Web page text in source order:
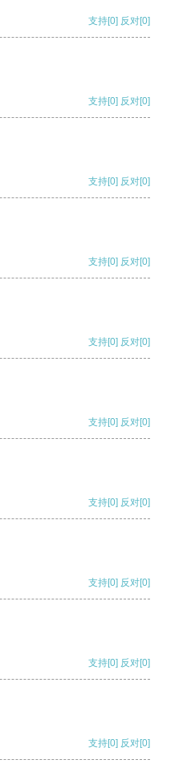
支持[0] 反对[0]
支持[0] 反对[0]
支持[0] 反对[0]
支持[0] 反对[0]
支持[0] 反对[0]
支持[0] 反对[0]
支持[0] 反对[0]
支持[0] 反对[0]
支持[0] 反对[0]
支持[0] 反对[0]